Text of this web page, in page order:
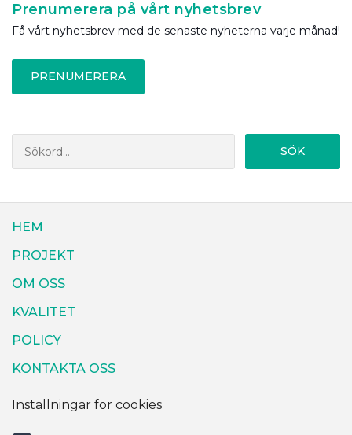
Prenumerera på vårt nyhetsbrev
Få vårt nyhetsbrev med de senaste nyheterna varje månad!
PRENUMERERA
SÖK
HEM
PROJEKT
OM OSS
KVALITET
POLICY
KONTAKTA OSS
Inställningar för cookies